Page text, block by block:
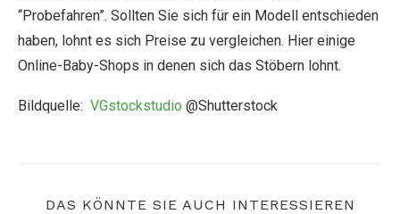
“Probefahren”. Sollten Sie sich für ein Modell entschieden
haben, lohnt es sich Preise zu vergleichen. Hier einige
Online-Baby-Shops in denen sich das Stöbern lohnt.
Bildquelle: VGstockstudio @Shutterstock
DAS KÖNNTE SIE AUCH INTERESSIEREN